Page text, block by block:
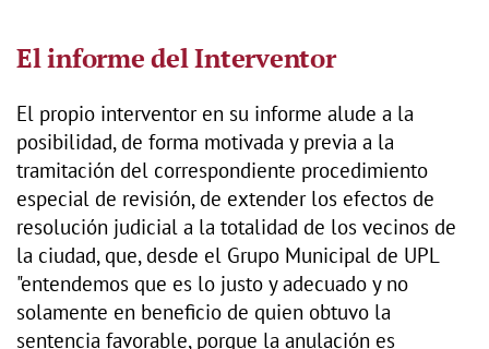
El informe del Interventor
El propio interventor en su informe alude a la
posibilidad, de forma motivada y previa a la
tramitación del correspondiente procedimiento
especial de revisión, de extender los efectos de
resolución judicial a la totalidad de los vecinos de
la ciudad, que, desde el Grupo Municipal de UPL
"entendemos que es lo justo y adecuado y no
solamente en beneficio de quien obtuvo la
sentencia favorable, porque la anulación es